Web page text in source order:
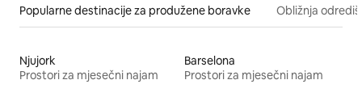
Popularne destinacije za produžene boravke Obližnja
Njujork
Prostori za mjesečni najam
Barselona
Prostori za mjesečni najam